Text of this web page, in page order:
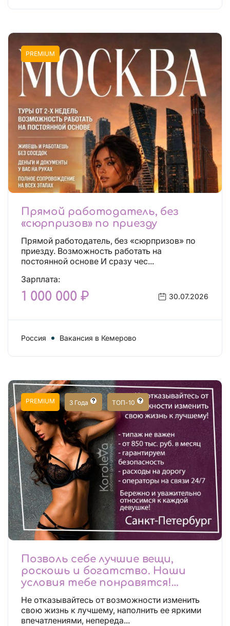
PREMIUM
Прямой работодатель, без
«сюрпризов» по приезду
Прямой работодатель, без «сюрпризов» по
приезду. Возможность работать на
постоянной основе И сразу чес...
Зарплата:
1 000 000 ₽ 30.07.2026
Россия Вакансия в Кемерово
PREMIUM 3 Года ТОП-10
Позволь себе лучшие вещи,
роскошь и богатство. Наши
условия тебе понравятся!
Действительно отличные
условия и поддержка!
Не отказывайтесь от возможности изменить
свою жизнь к лучшему, наполнить ее яркими
впечатлениями, непереда...